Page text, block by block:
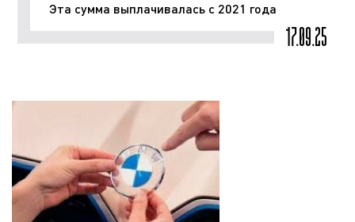
Эта сумма выплачивалась с 2021 года
17.09.25